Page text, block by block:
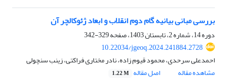
بررسی مبانی بیانیه گام دوم انقلاب و ابعاد ژئوکالچر آن
دوره 14، شماره 2، تابستان 1403، صفحه
329-342
10.22034/jgeoq.2024.241884.2728
احمدعلی سرحدی، محمود قیوم زاده، نادر مختاری فراکتی، زینب سنچولی
مشاهده مقاله
اصل مقاله 1.22 M